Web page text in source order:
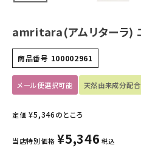
衛生用品
日用品雑貨
フェムケア
インナー・下着・ナイトウェア
amritara(アムリターラ)
商品番号 100002961
メール便選択可能 天然由来成分配合
定価 ¥5,346のところ
当店特別価格 ¥5,346 税込